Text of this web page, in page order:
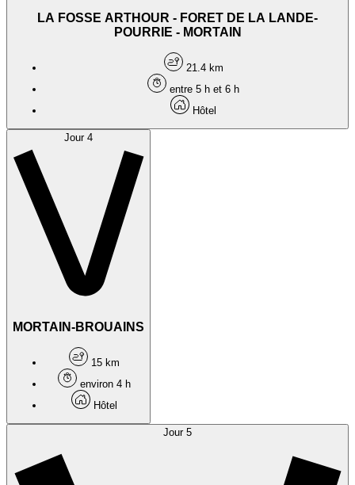
LA FOSSE ARTHOUR - FORET DE LA LANDE-
POURRIE - MORTAIN
21.4 km
entre 5 h et 6 h
Hôtel
Jour 4
MORTAIN-BROUAINS
15 km
environ 4 h
Hôtel
Jour 5